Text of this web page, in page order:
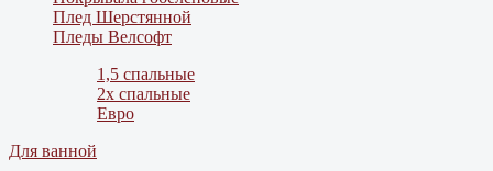
Плед Шерстянной
Пледы Велсофт
1,5 спальные
2х спальные
Евро
Для ванной